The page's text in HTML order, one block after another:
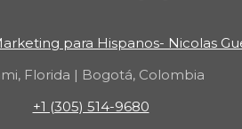
para Hispanos- Nicolas
Florida | Bogotá, Colombia
+1 (305) 514-9680